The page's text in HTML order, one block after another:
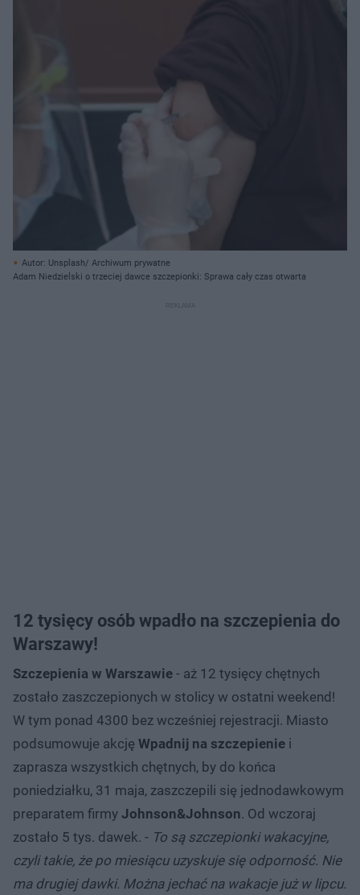
Autor: Unsplash/ Archiwum prywatne
Adam Niedzielski o trzeciej dawce szczepionki: Sprawa cały czas otwarta
12 tysięcy osób wpadło na szczepienia do
Warszawy!
Szczepienia w Warszawie - aż 12 tysięcy chętnych
zostało zaszczepionych w stolicy w ostatni weekend!
W tym ponad 4300 bez wcześniej rejestracji. Miasto
podsumowuje akcję Wpadnij na szczepienie i
zaprasza wszystkich chętnych, by do końca
poniedziałku, 31 maja, zaszczepili się jednodawkowym
preparatem firmy Johnson&Johnson. Od wczoraj
zostało 5 tys. dawek. - To są szczepionki wakacyjne,
czyli takie, że po miesiącu uzyskuje się odporność. Nie
ma drugiej dawki. Można jechać na wakacje już w lipcu.